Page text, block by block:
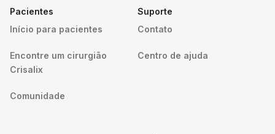
Pacientes
Início para pacientes
Encontre um cirurgião
Crisalix
Comunidade
Suporte
Contato
Centro de ajuda